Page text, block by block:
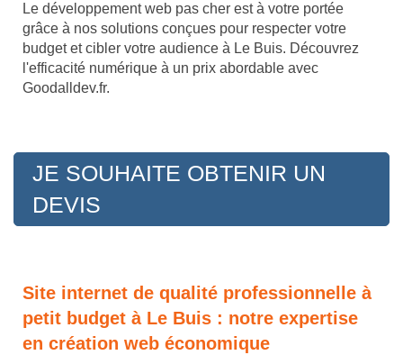
Le développement web pas cher est à votre portée
grâce à nos solutions conçues pour respecter votre
budget et cibler votre audience à Le Buis. Découvrez
l'efficacité numérique à un prix abordable avec
Goodalldev.fr.
JE SOUHAITE OBTENIR UN
DEVIS
Site internet de qualité professionnelle à
petit budget à Le Buis : notre expertise
en création web économique